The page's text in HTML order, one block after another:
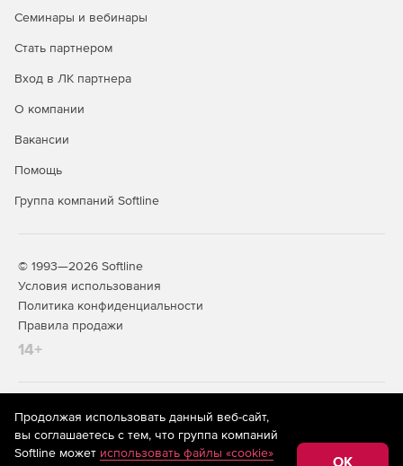
Семинары и вебинары
Стать партнером
Вход в ЛК партнера
О компании
Вакансии
Помощь
Группа компаний Softline
© 1993—2026 Softline
Условия использования
Политика конфиденциальности
Правила продажи
14+
На информационном ресурсе store.softline.ru применяются
рекомендательные технологии
(информационные технологии
предоставления информации на основе сбора,
систематизации и анализа сведений, относящихся к
Продолжая использовать данный веб-сайт,
вы соглашаетесь с тем, что группа компаний
Softline может использовать файлы «cookie»
OK